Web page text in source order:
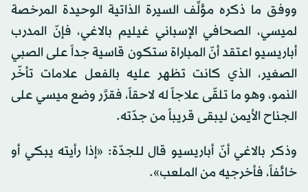
ووفق ما ذكره مؤلِّف السيرة الذاتية الوحيدة المرخصة
لميسي، الصحافي الإسباني غيليم بالاغي، فإنّ المدرب
أباريسيو اعتقد أنّ المباراة ستكون قاسية جداً على الصبي
الصغير، الذي كانت تظهر عليه بالفعل علامات تأخّر
النمو، وهو ما تلقّى علاجاً له لاحقاً، فقرَّر وضع ميسي على
الجناح الأيمن ليبقى قريباً من جدّته.
وذكر بالاغي أنّ أباريسيو قال للجدّة: «إذا رأيته يبكي أو
خائفاً، فأخرجيه من الملعب».